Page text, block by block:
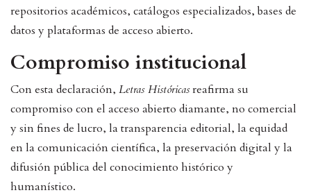
repositorios académicos, catálogos especializados, bases de
datos y plataformas de acceso abierto.
Compromiso institucional
Con esta declaración, Letras Históricasreafirma su
compromiso con el acceso abierto diamante, no comercial
y sin fines de lucro, la transparencia editorial, la equidad
en la comunicación científica, la preservación digital y la
difusión pública del conocimiento histórico y
humanístico.